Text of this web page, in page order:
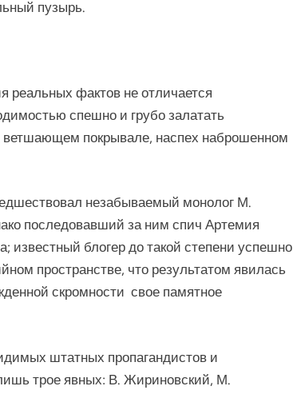
пузырь.
реальных фактов не отличается
спешно и грубо залатать
ветшающем покрывале, наспех наброшенном
незабываемый монолог М.
последовавший за ним спич Артемия
известный блогер до такой степени успешно
пространстве, что результатом явилась
скромности свое памятное
штатных пропагандистов и
трое явных: В. Жириновский, М.